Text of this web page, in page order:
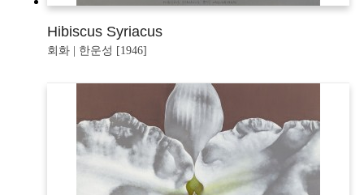
Hibiscus Syriacus
회화 | 한운성 [1946]